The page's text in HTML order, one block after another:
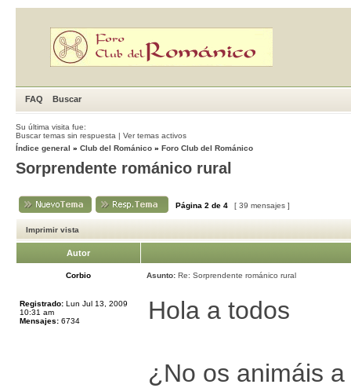
FAQ Buscar
Su última visita fue:
Buscar temas sin respuesta | Ver temas activos
Índice general » Club del Románico » Foro Club del Románico
Sorprendente románico rural
Página 2 de 4 [ 39 mensajes ]
Imprimir vista
Autor
Corbio Asunto: Re: Sorprendente románico rural
Registrado: Lun Jul 13, 2009
10:31 am
Mensajes: 6734 Hola a todos
¿No os animáis